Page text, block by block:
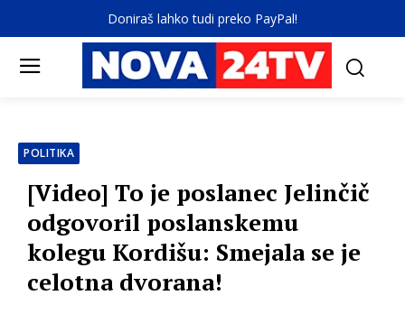
Doniraš lahko tudi preko PayPal!
POLITIKA
[Video] To je poslanec Jelinčič
odgovoril poslanskemu
kolegu Kordišu: Smejala se je
celotna dvorana!